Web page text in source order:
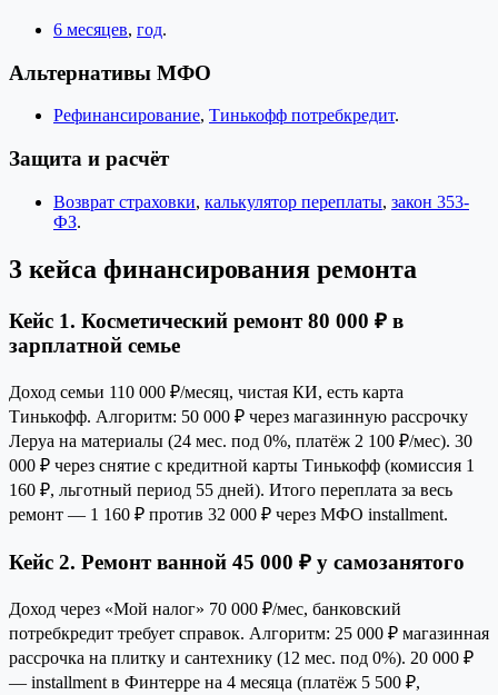
6 месяцев, год.
Альтернативы МФО
Рефинансирование, Тинькофф потребкредит.
Защита и расчёт
Возврат страховки, калькулятор переплаты, закон 353-
ФЗ.
3 кейса финансирования ремонта
Кейс 1. Косметический ремонт 80 000 ₽ в
зарплатной семье
Доход семьи 110 000 ₽/месяц, чистая КИ, есть карта
Тинькофф. Алгоритм: 50 000 ₽ через магазинную рассрочку
Леруа на материалы (24 мес. под 0%, платёж 2 100 ₽/мес). 30
000 ₽ через снятие с кредитной карты Тинькофф (комиссия 1
160 ₽, льготный период 55 дней). Итого переплата за весь
ремонт — 1 160 ₽ против 32 000 ₽ через МФО installment.
Кейс 2. Ремонт ванной 45 000 ₽ у самозанятого
Доход через «Мой налог» 70 000 ₽/мес, банковский
потребкредит требует справок. Алгоритм: 25 000 ₽ магазинная
рассрочка на плитку и сантехнику (12 мес. под 0%). 20 000 ₽
— installment в Финтерре на 4 месяца (платёж 5 500 ₽,